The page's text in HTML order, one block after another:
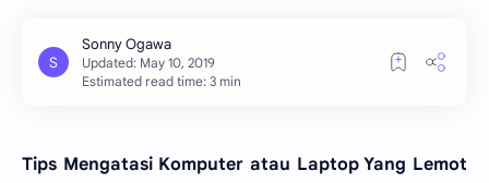
Estimated read time: 3 min
Tips Mengatasi Komputer atau Laptop Yang Lemot